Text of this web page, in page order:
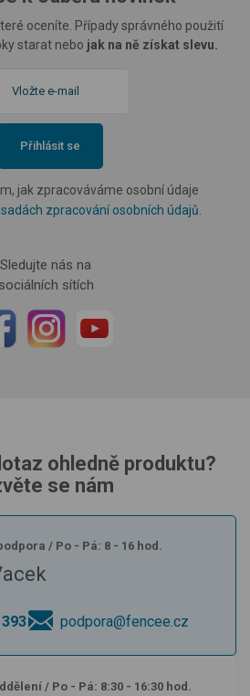
oceníte. Případy správného použití
starat nebo jak na ně získat slevu.
Přihlásit se
jak zpracováváme osobní údaje
zpracování osobních údajů
Sledujte nás na
sociálních sítích
ohledně produktu?
se nám
/ Po - Pá: 8 - 16 hod.
podpora@fencee.cz
/ Po - Pá: 8:30 - 16:30 hod.